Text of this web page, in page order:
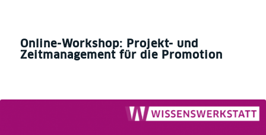
Online-Workshop: Projekt- und
Zeitmanagement für die Promotion